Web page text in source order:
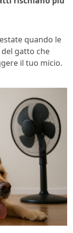
quando le
gatto che
il tuo micio.